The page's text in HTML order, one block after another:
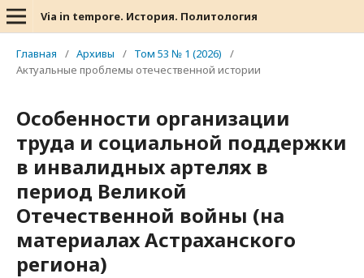
Via in tempore. История. Политология
Главная / Архивы / Том 53 № 1 (2026)
/
Актуальные проблемы отечественной истории
Особенности организации
труда и социальной поддержки
в инвалидных артелях в
период Великой
Отечественной войны (на
материалах Астраханского
региона)